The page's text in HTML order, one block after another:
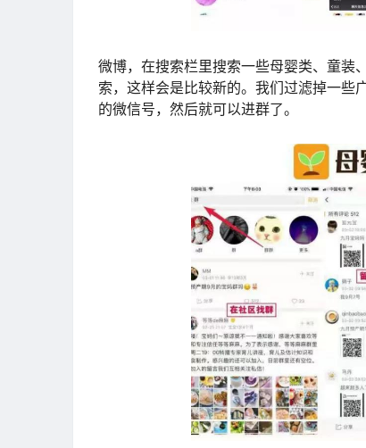
微博，在搜索栏里搜索一些母婴类、童装
索，这样会是比较新的。我们过滤掉一些
的微信号，然后就可以进群了。